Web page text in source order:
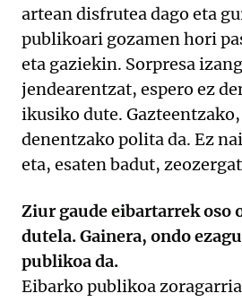
artean disfrutea dago eta
publikoari gozamen hori
eta gaziekin. Sorpresa
jendearentzat, espero ez
ikusiko dute.
denentzako polita da. Ez
eta, esaten badut,
Ziur gaude eibartarrek oso
dutela. Gainera, ondo
publikoa da.
Eibarko publikoa